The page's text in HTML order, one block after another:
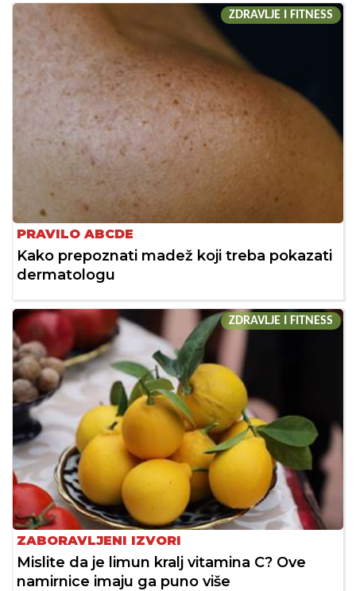
ZDRAVLJE I FITNESS
PRAVILO ABCDE
Kako prepoznati madež koji treba pokazati
dermatologu
ZDRAVLJE I FITNESS
ZABORAVLJENI IZVORI
Mislite da je limun kralj vitamina C? Ove
namirnice imaju ga puno više